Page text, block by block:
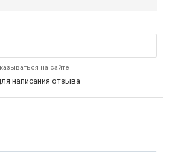
на сайте
написания отзыва